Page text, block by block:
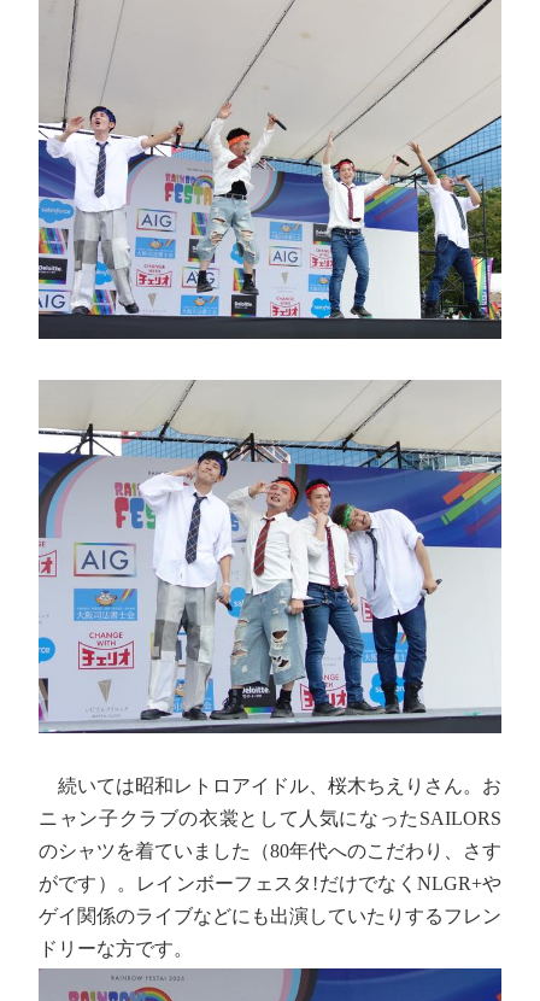
続いては昭和レトロアイドル、桜木ちえりさん。お
ニャン子クラブの衣裳として人気になったSAILORS
のシャツを着ていました（80年代へのこだわり、さす
がです）。レインボーフェスタ!だけでなくNLGR+や
ゲイ関係のライブなどにも出演していたりするフレン
ドリーな方です。